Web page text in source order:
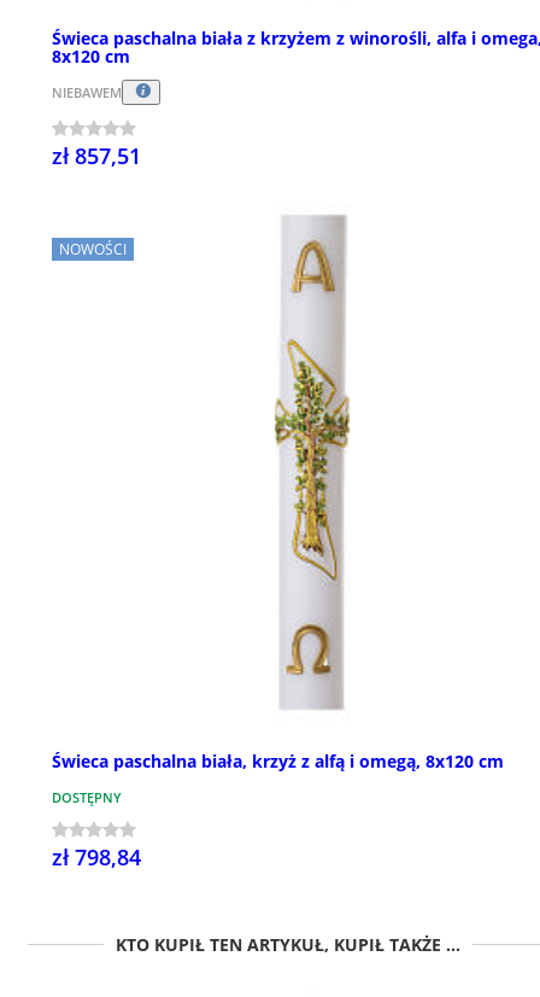
Świeca paschalna biała z krzyżem z winorośli, alfa i
8x120 cm
NIEBAWEM
zł 857,51
NOWOŚCI
Świeca paschalna biała, krzyż z alfą i omegą, 8x120 cm
DOSTĘPNY
zł 798,84
KTO KUPIŁ TEN ARTYKUŁ, KUPIŁ TAKŻE ...